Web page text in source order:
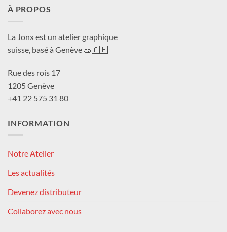
À PROPOS
La Jonx est un atelier graphique
suisse, basé à Genève 🦢🇨🇭
Rue des rois 17
1205 Genève
+41 22 575 31 80
INFORMATION
Notre Atelier
Les actualités
Devenez distributeur
Collaborez avec nous